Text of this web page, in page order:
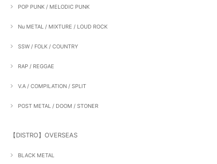
POP PUNK / MELODIC PUNK
Nu METAL / MIXTURE / LOUD ROCK
SSW / FOLK / COUNTRY
RAP / REGGAE
V.A / COMPILATION / SPLIT
POST METAL / DOOM / STONER
【DISTRO】OVERSEAS
BLACK METAL